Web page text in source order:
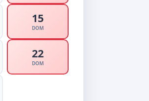
15
DOM
22
DOM